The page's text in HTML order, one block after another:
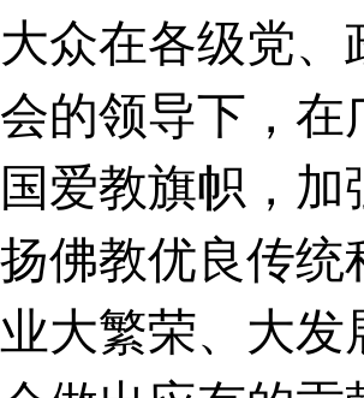
大众在各级党
会的领导下，
国爱教旗帜，
扬佛教优良传统
业大繁荣、大